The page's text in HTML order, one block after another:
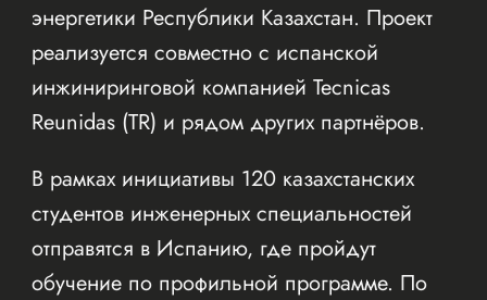
энергетики Республики Казахстан. Проект
реализуется совместно с испанской
инжиниринговой компанией Tecnicas
Reunidas (TR) и рядом других партнёров.
В рамках инициативы 120 казахстанских
студентов инженерных специальностей
отправятся в Испанию, где пройдут
обучение по профильной программе. По